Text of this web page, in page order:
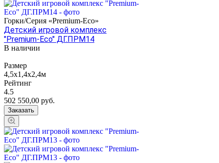
Горки/Серия «Premium-Eco»
Детский игровой комплекс
"Premium-Eco" ДГ.ПРМ14
В наличии
Размер
4,5х1,4х2,4м
Рейтинг
4.5
502 550,00 руб.
Заказать